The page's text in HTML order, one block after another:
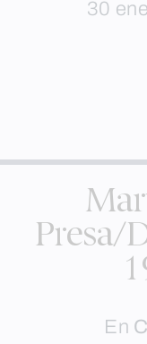
30
Presa/
En